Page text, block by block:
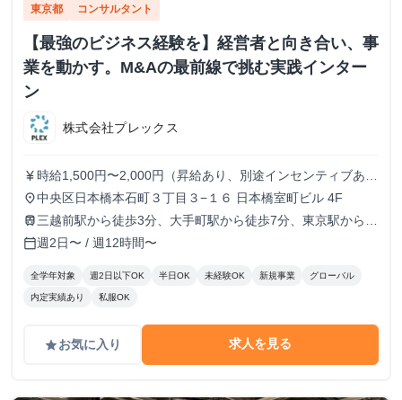
東京都 コンサルタント
【最強のビジネス経験を】経営者と向き合い、事
業を動かす。M&Aの最前線で挑む実践インター
ン
株式会社プレックス
currency_yen 時給1,500円〜2,000円（昇給あり、別途インセンティブあ
り）
place中央区日本橋本石町３丁目３−１６ 日本橋室町ビル 4F
train 三越前駅から徒歩3分、大手町駅から徒歩7分、東京駅から徒
歩9分
calendar_today週2日〜 / 週12時間〜
全学年対象 週2日以下OK 半日OK 未経験OK 新規事業 グローバル
内定実績あり 私服OK
gradeお気に入り 求人を見る